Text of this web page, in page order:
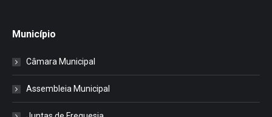
Município
Câmara Municipal
Assembleia Municipal